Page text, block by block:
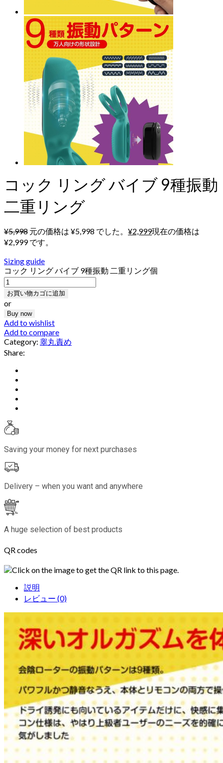
コック リング バイブ 9種振動
二重リング
¥5,998 元の価格は ¥5,998 でした。 ¥2,999現在の価格は
¥2,999 です。
Sizing guide
コック リング バイブ 9種振動 二重リング個
お買い物カゴに追加
or
Buy now
Add to wishlist
Add to compare
Category: 睾丸責め
Share:
Saving your money for next purchases
Delivery – when you want and anywhere
A huge selection of best products
QR codes
Click on the image to get the QR link to this page.
説明
レビュー (0)